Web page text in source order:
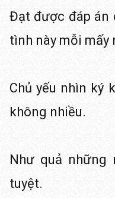
Đạt được đáp án
tình này mỗi mấy
Chủ yếu nhìn ký
không nhiều.
Như quả những
tuyệt.